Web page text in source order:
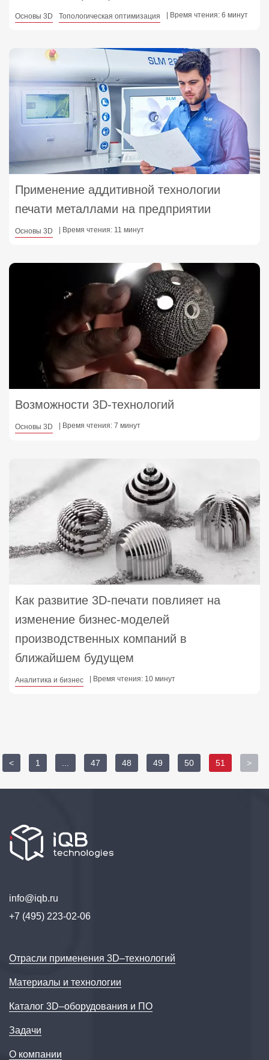
Основы 3D Топологическая оптимизация | Время чтения: 6 минут
Применение аддитивной технологии
печати металлами на предприятии
Основы 3D | Время чтения: 11 минут
Возможности 3D-технологий
Основы 3D | Время чтения: 7 минут
Как развитие 3D-печати повлияет на
изменение бизнес-моделей
производственных компаний в
ближайшем будущем
Аналитика и бизнес | Время чтения: 10 минут
< 1 47 48 49 50 51 >
info@iqb.ru
+7 (495) 223-02-06
Отрасли применения 3D–технологий
Материалы и технологии
Каталог 3D–оборудования и ПО
Задачи
О компании